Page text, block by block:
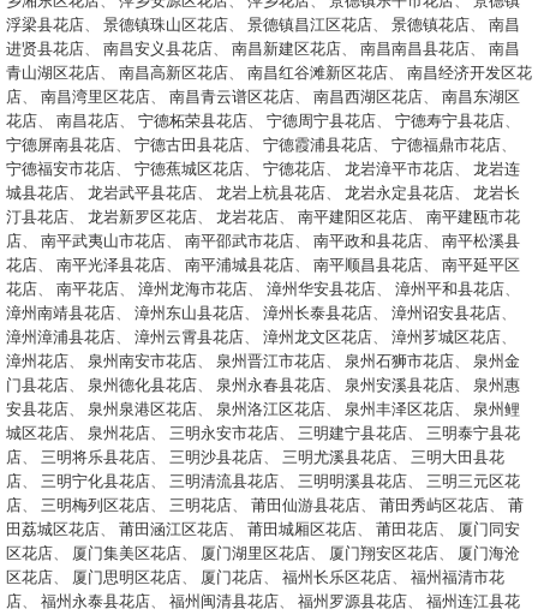
浮梁县花店、 景德镇珠山区花店、 景德镇昌江区花店、 景德镇花店、 南昌
进贤县花店、 南昌安义县花店、 南昌新建区花店、 南昌南昌县花店、 南昌
青山湖区花店、 南昌高新区花店、 南昌红谷滩新区花店、 南昌经济开发区花
店、 南昌湾里区花店、 南昌青云谱区花店、 南昌西湖区花店、 南昌东湖区
花店、 南昌花店、 宁德柘荣县花店、 宁德周宁县花店、 宁德寿宁县花店、
宁德屏南县花店、 宁德古田县花店、 宁德霞浦县花店、 宁德福鼎市花店、
宁德福安市花店、 宁德蕉城区花店、 宁德花店、 龙岩漳平市花店、 龙岩连
城县花店、 龙岩武平县花店、 龙岩上杭县花店、 龙岩永定县花店、 龙岩长
汀县花店、 龙岩新罗区花店、 龙岩花店、 南平建阳区花店、 南平建瓯市花
店、 南平武夷山市花店、 南平邵武市花店、 南平政和县花店、 南平松溪县
花店、 南平光泽县花店、 南平浦城县花店、 南平顺昌县花店、 南平延平区
花店、 南平花店、 漳州龙海市花店、 漳州华安县花店、 漳州平和县花店、
漳州南靖县花店、 漳州东山县花店、 漳州长泰县花店、 漳州诏安县花店、
漳州漳浦县花店、 漳州云霄县花店、 漳州龙文区花店、 漳州芗城区花店、
漳州花店、 泉州南安市花店、 泉州晋江市花店、 泉州石狮市花店、 泉州金
门县花店、 泉州德化县花店、 泉州永春县花店、 泉州安溪县花店、 泉州惠
安县花店、 泉州泉港区花店、 泉州洛江区花店、 泉州丰泽区花店、 泉州鲤
城区花店、 泉州花店、 三明永安市花店、 三明建宁县花店、 三明泰宁县花
店、 三明将乐县花店、 三明沙县花店、 三明尤溪县花店、 三明大田县花
店、 三明宁化县花店、 三明清流县花店、 三明明溪县花店、 三明三元区花
店、 三明梅列区花店、 三明花店、 莆田仙游县花店、 莆田秀屿区花店、 莆
田荔城区花店、 莆田涵江区花店、 莆田城厢区花店、 莆田花店、 厦门同安
区花店、 厦门集美区花店、 厦门湖里区花店、 厦门翔安区花店、 厦门海沧
区花店、 厦门思明区花店、 厦门花店、 福州长乐区花店、 福州福清市花
店、 福州永泰县花店、 福州闽清县花店、 福州罗源县花店、 福州连江县花